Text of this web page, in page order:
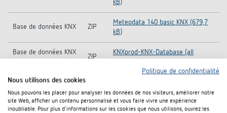
kB)
Base de données KNX ZIP
Meteodata 140 basic KNX (679,7
kB)
Base de données KNX
ZIP
KNXprod-KNX-Database (all
Data Act
PDF
Information Notice EU Data Act
(58,6 kB)
Politique de confidentialité
Nous utilisons des cookies
Nous pouvons les placer pour analyser les données de nos visiteurs, améliorer notre
site Web, afficher un contenu personnalisé et vous faire vivre une expérience
inoubliable. Pour plus d'informations sur les cookies que nous utilisons, ouvrez les